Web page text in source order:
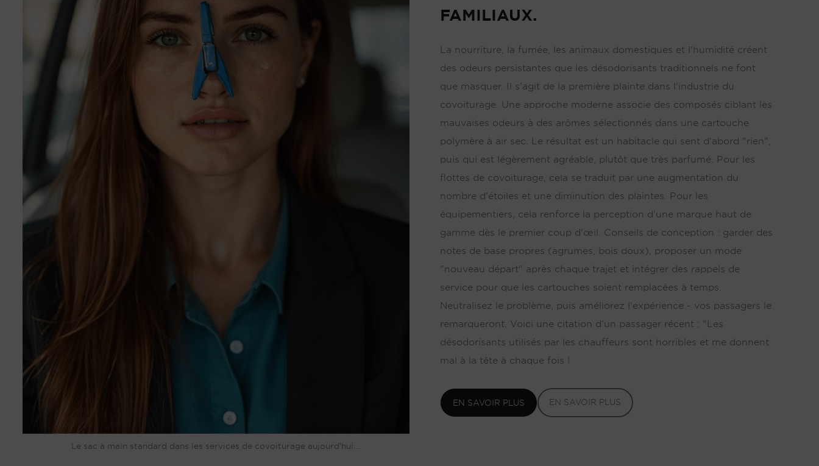
Le sac à main standard dans les services de covoiturage aujourd'hui....
FAMILIAUX.
La nourriture, la fumée, les animaux domestiques et l'humidité créent
des odeurs persistantes que les désodorisants traditionnels ne font
que masquer. Il s'agit de la première plainte dans l'industrie du
covoiturage. Une approche moderne associe des composés ciblant les
mauvaises odeurs à des arômes sélectionnés dans une cartouche
polymère à air sec. Le résultat est un habitacle qui sent d'abord "rien",
puis qui est légèrement agréable, plutôt que très parfumé. Pour les
flottes de covoiturage, cela se traduit par une augmentation du
nombre d'étoiles et une diminution des plaintes. Pour les
équipementiers, cela renforce la perception d'une marque haut de
gamme dès le premier coup d'œil. Conseils de conception : garder des
notes de base propres (agrumes, bois doux), proposer un mode
"nouveau départ" après chaque trajet et intégrer des rappels de
service pour que les cartouches soient remplacées à temps.
Neutralisez le problème, puis améliorez l'expérience - vos passagers le
remarqueront. Voici une citation d'un passager récent : "Les
désodorisants utilisés par les chauffeurs sont horribles et me donnent
mal à la tête à chaque fois !
EN SAVOIR PLUS EN SAVOIR PLUS